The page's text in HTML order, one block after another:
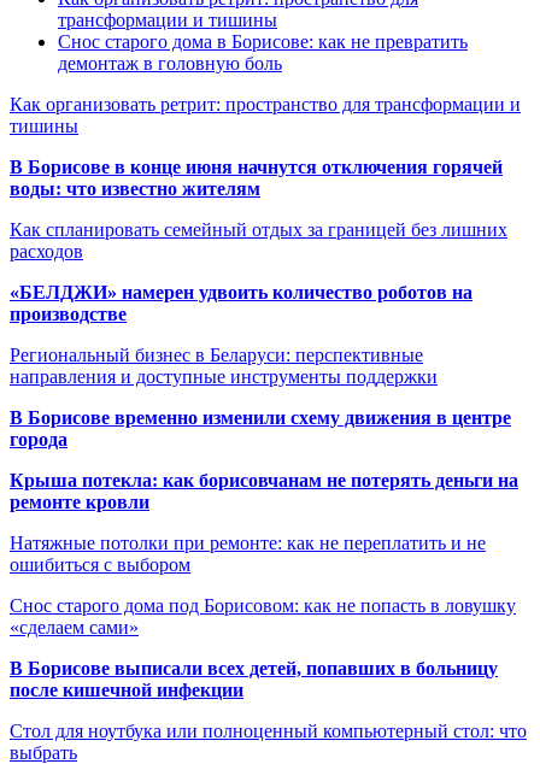
трансформации и тишины
Снос старого дома в Борисове: как не превратить
демонтаж в головную боль
Как организовать ретрит: пространство для трансформации и
тишины
В Борисове в конце июня начнутся отключения горячей
воды: что известно жителям
Как спланировать семейный отдых за границей без лишних
расходов
«БЕЛДЖИ» намерен удвоить количество роботов на
производстве
Региональный бизнес в Беларуси: перспективные
направления и доступные инструменты поддержки
В Борисове временно изменили схему движения в центре
города
Крыша потекла: как борисовчанам не потерять деньги на
ремонте кровли
Натяжные потолки при ремонте: как не переплатить и не
ошибиться с выбором
Снос старого дома под Борисовом: как не попасть в ловушку
«сделаем сами»
В Борисове выписали всех детей, попавших в больницу
после кишечной инфекции
Стол для ноутбука или полноценный компьютерный стол: что
выбрать